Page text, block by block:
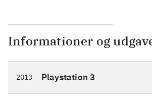
et lille hus langt ude på
Hendes bedstefar er død og
lillesøsteren Nio er
Spillets mål er derfor at
genforene Ayesha med sin
lillesøster. En dag da Ayesha
Informationer og
2013 Playstation 3